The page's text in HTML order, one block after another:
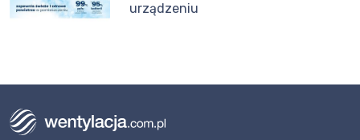
urządzeniu